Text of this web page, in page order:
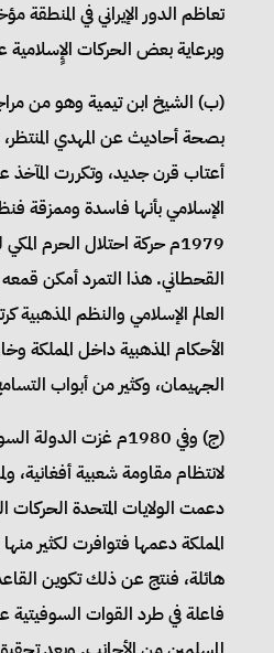
تعاظم الدور الإيراني في المنطقة
وبرعاية بعض الحركات الإٍسلامية
(‌ب) الشيخ ابن تيمية وهو من
بصحة أحاديث عن المهدي
أعتاب قرن جديد، وتكررت المآخذ
الإسلامي بأنها فاسدة وممزقة
1979م حركة احتلال الحرم
القحطاني. هذا التمرد أمكن
العالم الإسلامي والنظم
الأحكام المذهبية داخل المملكة
الجهيمان، وكثير من أبواب
(‌ج) وفي 1980م غزت
لانتظام مقاومة شعبية أفغانية،
دعمت الولايات المتحدة الحركات
المملكة دعمها فتوافرت لكثير
هائلة، فنتج عن ذلك تكوين
فاعلة في طرد القوات السوفيتية